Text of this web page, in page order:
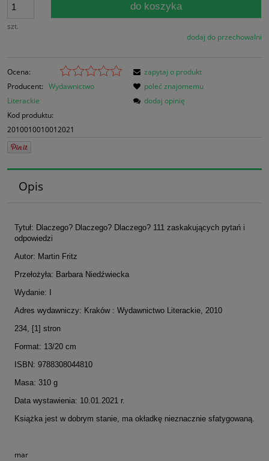
szt.
do koszyka
dodaj do przechowalni
Ocena:
Producent: Wydawnictwo
Literackie
Kod produktu:
2010010010012021
zapytaj o produkt
poleć znajomemu
dodaj opinię
Opis
Tytuł: Dlaczego? Dlaczego? Dlaczego? 111 zaskakujących pytań i
odpowiedzi
Autor: Martin Fritz
Przełożyła: Barbara Niedźwiecka
Wydanie: I
Adres wydawniczy: Kraków : Wydawnictwo Literackie, 2010
234, [1] stron
Format: 13/20 cm
ISBN: 9788308044810
Masa: 310 g
Data wystawienia: 10.01.2021 r.
Książka jest w dobrym stanie, ma okładkę nieznacznie sfatygowaną.
mar